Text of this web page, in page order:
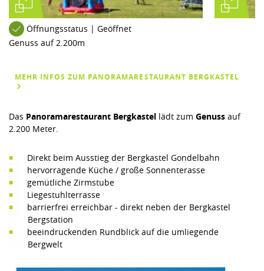
Öffnungsstatus | Geöffnet
Genuss auf 2.200m
MEHR INFOS ZUM PANORAMARESTAURANT BERGKASTEL
Das Panoramarestaurant Bergkastel lädt zum Genuss auf
2.200 Meter.
Direkt beim Ausstieg der Bergkastel Gondelbahn
hervorragende Küche / große Sonnenterasse
gemütliche Zirmstube
Liegestuhlterrasse
barrierfrei erreichbar - direkt neben der Bergkastel
Bergstation
beeindruckenden Rundblick auf die umliegende
Bergwelt